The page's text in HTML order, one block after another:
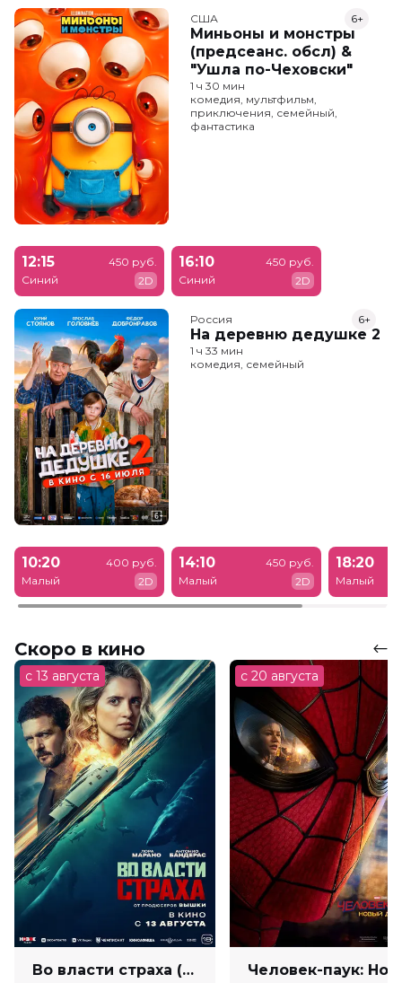
США
Миньоны и монстры
(предсеанс. обсл) &
"Ушла по-Чеховски"
6+
1 ч 30 мин
комедия, мультфильм,
приключения, семейный,
фантастика
12:15
Синий
450 руб.
2D
16:10
Синий
450 руб.
2D
Россия
На деревню дедушке 2
6+
1 ч 33 мин
комедия, семейный
10:20
Малый
400 руб.
2D
14:10
Малый
450 руб.
2D
18:20
Малый
Скоро в кино
с 13 августа
Во власти страха (18+)
с 20 августа